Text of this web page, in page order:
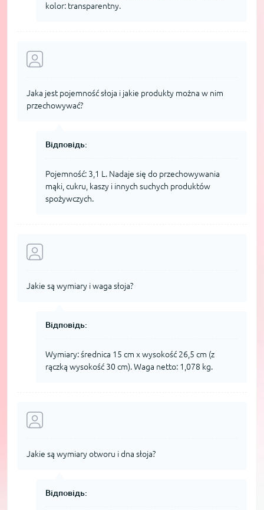
kolor: transparentny.
Jaka jest pojemność słoja i jakie produkty można w nim
przechowywać?
Відповідь:
Pojemność: 3,1 L. Nadaje się do przechowywania
mąki, cukru, kaszy i innych suchych produktów
spożywczych.
Jakie są wymiary i waga słoja?
Відповідь:
Wymiary: średnica 15 cm x wysokość 26,5 cm (z
rączką wysokość 30 cm). Waga netto: 1,078 kg.
Jakie są wymiary otworu i dna słoja?
Відповідь: